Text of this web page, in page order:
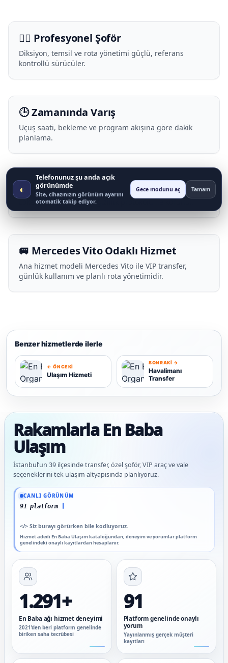
🧑‍✈️ Profesyonel Şoför
Diksiyon, temsil ve rota yönetimi güçlü, referans
kontrollü sürücüler.
🕒 Zamanında Varış
Uçuş saati, bekleme ve program akışına göre dakik
planlama.
🔒 Gizlilik
Lokasyon/rota bilgileri gizlilik protokolü ile korunur.
🚐 Mercedes Vito Odaklı Hizmet
Ana hizmet modeli Mercedes Vito ile VIP transfer,
günlük kullanım ve planlı rota yönetimidir.
Benzer hizmetlerde ilerle
← ÖNCEKI
Ulaşım Hizmeti
SONRAKI →
Havalimanı
Transfer
Rakamlarla En Baba
Ulaşım
İstanbul’un 39 ilçesinde transfer, özel şoför, VIP araç ve vale
seçeneklerini tek ulaşım altyapısında planlıyoruz.
CANLI GÖRÜNÜM
91 platform genelinde onaylı
</> Siz burayı görürken bile kodluyoruz.
Hizmet adedi En Baba Ulaşım kataloğundan; deneyim ve yorumlar platform
genelindeki onaylı kayıtlardan hesaplanır.
Güncel veriler: 1.291+ En Baba ağı hizmet deneyimi; 91 platform genelinde
1.291+
En Baba ağı hizmet deneyimi
2021’den beri platform genelinde
biriken saha tecrübesi
91
Platform genelinde onaylı
yorum
Yayınlanmış gerçek müşteri
kayıtları
◐
Telefonunuz şu anda açık
görünümde
Site, cihazınızın görünüm ayarını
otomatik takip ediyor.
Gece modunu aç Tamam